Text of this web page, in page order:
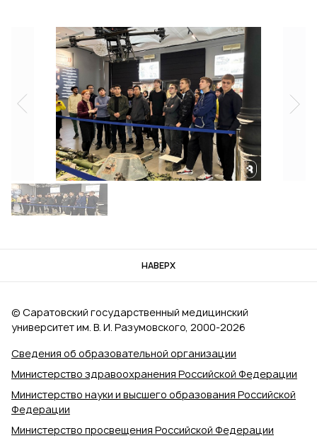
НАВЕРХ
Сведения об образовательной организации
Министерство здравоохранения Российской Федерации
Министерство науки и высшего образования Российской
Федерации
Министерство просвещения Российской Федерации
© Саратовский государственный медицинский
университет им. В. И. Разумовского, 2000‑2026